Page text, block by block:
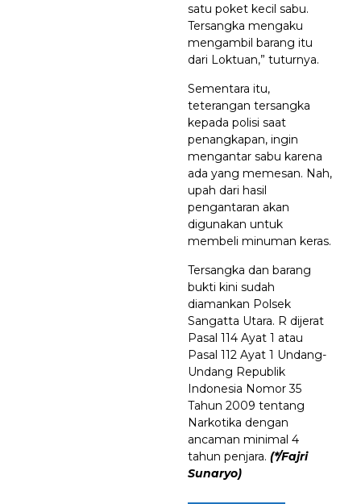
satu poket kecil sabu.
Tersangka mengaku
mengambil barang itu
dari Loktuan,” tuturnya.
Sementara itu,
teterangan tersangka
kepada polisi saat
penangkapan, ingin
mengantar sabu karena
ada yang memesan. Nah,
upah dari hasil
pengantaran akan
digunakan untuk
membeli minuman keras.
Tersangka dan barang
bukti kini sudah
diamankan Polsek
Sangatta Utara. R dijerat
Pasal 114 Ayat 1 atau
Pasal 112 Ayat 1 Undang-
Undang Republik
Indonesia Nomor 35
Tahun 2009 tentang
Narkotika dengan
ancaman minimal 4
tahun penjara. (*/Fajri
Sunaryo)